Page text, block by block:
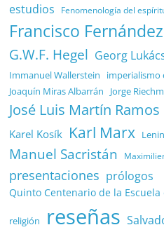
estudios Fenomenología del
Francisco
G.W.F. Hegel Georg
Immanuel Wallerstein imperialismo
Joaquín Miras Albarrán Jorge
José Luis Martín Ramos
Karel Kosík Karl Marx Lenin
Manuel Sacristán
presentaciones prólogos
Quinto Centenario de la Escuela
religión reseñas